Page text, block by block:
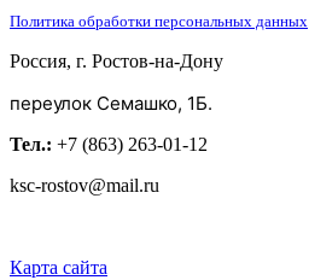
Политика обработки персональных данных
Россия, г. Ростов-на-Дону
переулок Семашко, 1Б.
Тел.: +7 (863) 263-01-12
ksc-rostov@mail.ru
Карта сайта